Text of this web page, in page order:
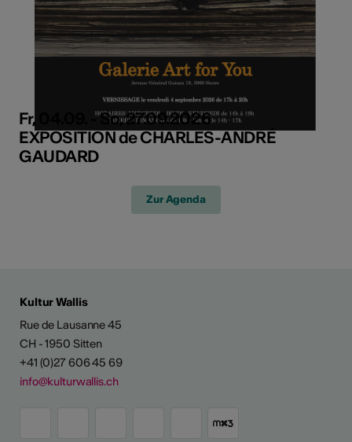
Fr, 04.09. - So, 27.09.2026
EXPOSITION de CHARLES-ANDRÉ
GAUDARD
Zur Agenda
Kultur Wallis
Rue de Lausanne 45
CH - 1950 Sitten
+41 (0)27 606 45 69
info@kulturwallis.ch